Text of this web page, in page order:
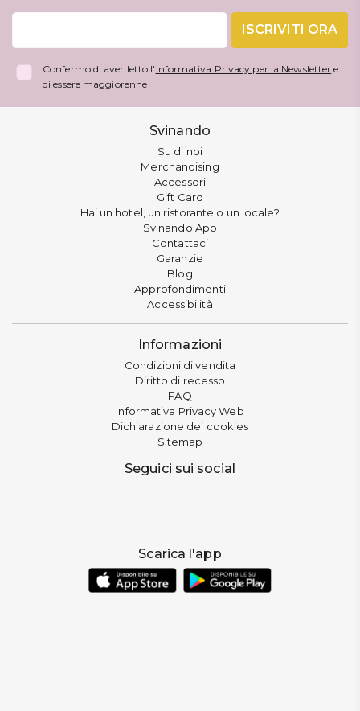
ISCRIVITI ORA
Confermo di aver letto l' Informativa Privacy per la Newsletter e
di essere maggiorenne
Svinando
Su di noi
Merchandising
Accessori
Gift Card
Hai un hotel, un ristorante o un locale?
Svinando App
Contattaci
Garanzie
Blog
Approfondimenti
Accessibilità
Informazioni
Condizioni di vendita
Diritto di recesso
FAQ
Informativa Privacy Web
Dichiarazione dei cookies
Sitemap
Seguici sui social
Scarica l'app